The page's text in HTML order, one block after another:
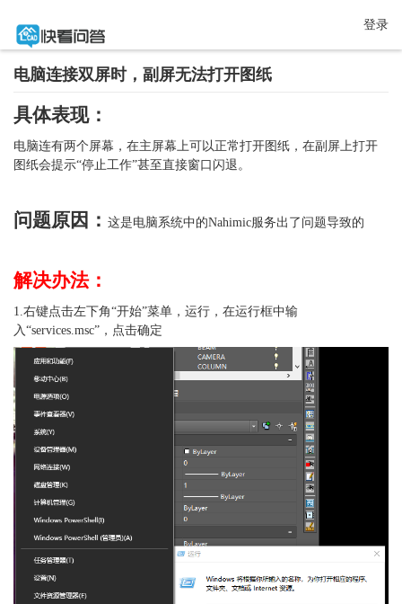
登录
电脑连接双屏时，副屏无法打开图纸
具体表现：
电脑连有两个屏幕，在主屏幕上可以正常打开图纸，在副屏上打开
图纸会提示“停止工作”甚至直接窗口闪退。
问题原因： 这是电脑系统中的Nahimic服务出了问题导致的
解决办法：
1.右键点击左下角“开始”菜单，运行，在运行框中输
入“services.msc”，点击确定